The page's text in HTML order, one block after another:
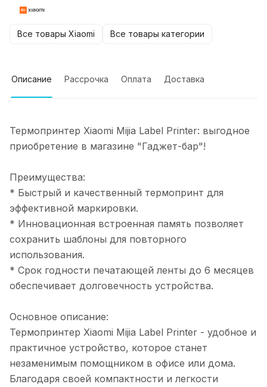
Все товары Xiaomi Все товары категории
Описание Рассрочка Оплата Доставка
Термопринтер Xiaomi Mijia Label Printer: выгодное
приобретение в магазине "Гаджет-бар"!
Преимущества:
* Быстрый и качественный термопринт для
эффективной маркировки.
* Инновационная встроенная память позволяет
сохранить шаблоны для повторного
использования.
* Срок годности печатающей ленты до 6 месяцев
обеспечивает долговечность устройства.
Основное описание:
Термопринтер Xiaomi Mijia Label Printer - удобное и
практичное устройство, которое станет
незаменимым помощником в офисе или дома.
Благодаря своей компактности и легкости